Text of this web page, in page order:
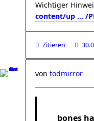
Wichtiger
content/up ... /
Zitieren
von todmirror
bones